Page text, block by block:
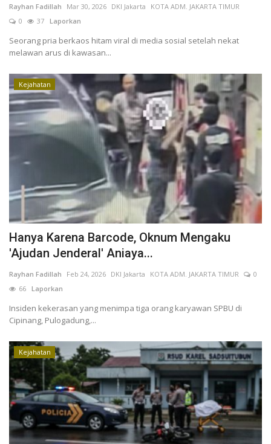
Rayhan Fadillah Mar 30, 2026 DKI Jakarta
KOTA ADM. JAKARTA TIMUR
0
37 Laporkan
Seorang pria berkaos hitam viral di media sosial setelah nekat
melawan arus di kawasan...
Kejahatan
Hanya Karena Barcode, Oknum Mengaku
'Ajudan Jenderal' Aniaya...
Rayhan Fadillah Feb 24, 2026 DKI Jakarta KOTA ADM. JAKARTA TIMUR
0
66 Laporkan
Insiden kekerasan yang menimpa tiga orang karyawan SPBU di
Cipinang, Pulogadung,...
Kejahatan